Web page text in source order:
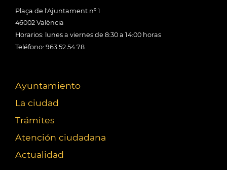
Plaça de l'Ajuntament nº 1
46002 València
Horarios: lunes a viernes de 8:30 a 14:00 horas
Teléfono: 963 52 54 78
Ayuntamiento
La ciudad
Trámites
Atención ciudadana
Actualidad